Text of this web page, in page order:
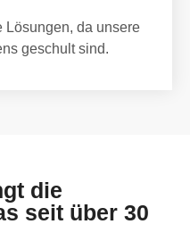
Lösungen, da unsere
geschult sind.
die
seit über 30